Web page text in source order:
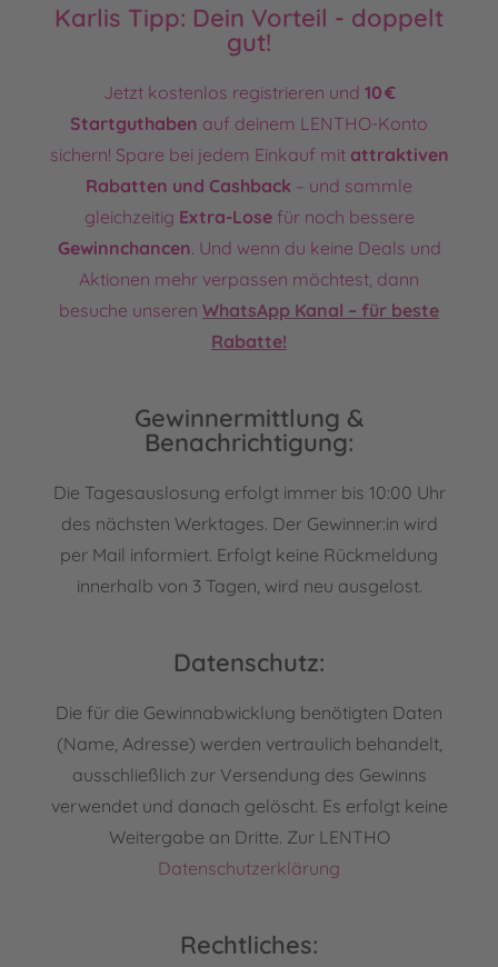
Karlis Tipp: Dein Vorteil - doppelt
gut!
Jetzt kostenlos registrieren und 10 €
Startguthaben auf deinem LENTHO-Konto
sichern! Spare bei jedem Einkauf mit attraktiven
Rabatten und Cashback – und sammle
gleichzeitig Extra-Losefür noch bessere
Gewinnchancen. Und wenn du keine Deals und
Aktionen mehr verpassen möchtest, dann
besuche unseren WhatsApp Kanal – für beste
Rabatte!
Gewinnermittlung &
Benachrichtigung:
Die Tagesauslosung erfolgt immer bis 10:00 Uhr
des nächsten Werktages. Der Gewinner:in wird
per Mail informiert. Erfolgt keine Rückmeldung
innerhalb von 3 Tagen, wird neu ausgelost.
Datenschutz:
Die für die Gewinnabwicklung benötigten Daten
(Name, Adresse) werden vertraulich behandelt,
ausschließlich zur Versendung des Gewinns
verwendet und danach gelöscht. Es erfolgt keine
Weitergabe an Dritte. Zur LENTHO
Datenschutzerklärung
Rechtliches: